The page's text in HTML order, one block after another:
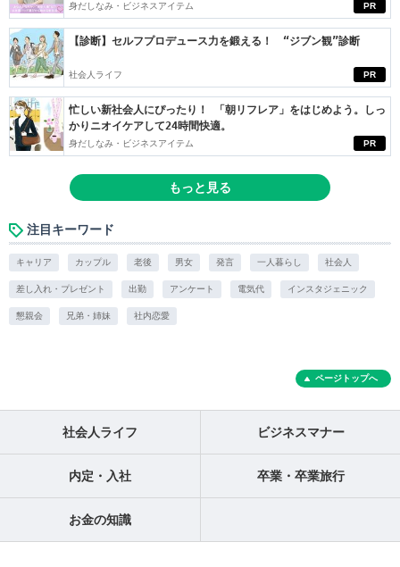
PR
身だしなみ・ビジネスアイテム
PR
【診断】セルフプロデュース力を鍛える！ “ジブン観”診断
社会人ライフ
PR
忙しい新社会人にぴったり！ 「朝リフレア」をはじめよう。しっ
かりニオイケアして24時間快適。
身だしなみ・ビジネスアイテム
もっと見る
注目キーワード
キャリア カップル 老後 男女 発言 一人暮らし 社会人
差し入れ・プレゼント 出勤 アンケート 電気代 インスタジェニック
懇親会 兄弟・姉妹 社内恋愛
ページトップへ
社会人ライフ ビジネスマナー
内定・入社 卒業・卒業旅行
お金の知識